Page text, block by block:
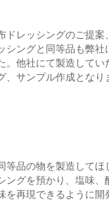
ドレッシングのご提案
シングと同等品も弊社
。他社にて製造してい
、サンプル作成とな
等品の物を製造してほ
ングを預かり、塩味、
を再現できるように開